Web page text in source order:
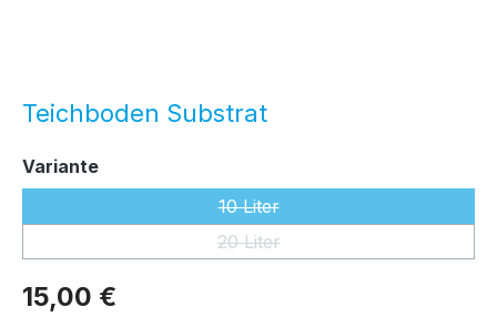
Teichboden Substrat
15,00 €
Varianteauswählen
10 Liter
(Diese Option ist zurzeit nicht
20 Liter
(Diese Option ist zurzeit nicht